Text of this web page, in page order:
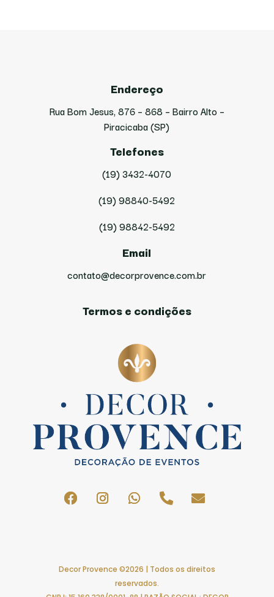
Endereço
Rua Bom Jesus, 876 – 868 – Bairro Alto –
Piracicaba (SP)
Telefones
(19) 3432-4070
(19) 98840-5492
(19) 98842-5492
Email
contato@decorprovence.com.br
Termos e condições
Decor Provence ©2026 | Todos os direitos
reservados.